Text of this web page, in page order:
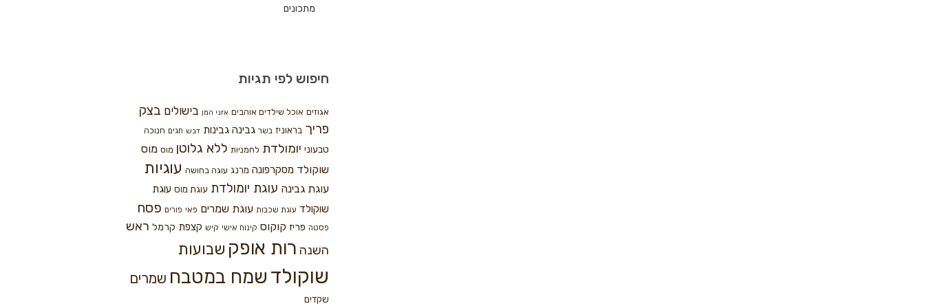
מתכונים
חיפוש לפי תגיות
אגוזים אוכל שילדים אוהבים אזני המן בישולים בצק
פריך בראוניז בשר גבינה גבינות דבש חגים חנוכה
טבעוני יומולדת לחמניות ללא גלוטן מוס מוס
שוקולד מסקרפונה מרנג עוגה בחושה עוגיות
עוגת גבינה עוגת יומולדת עוגת מוס עוגת
שוקולד עוגת שכבות עוגת שמרים פאי פורים פסח
פסטה פריז קוקוס קינוח אישי קיש קצפת קרמל ראש
השנה רות אופק שבועות
שוקולד שמח במטבח שמרים
שקדים